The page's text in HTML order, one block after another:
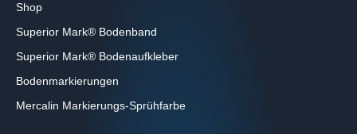
Shop
Superior Mark® Bodenband
Superior Mark® Bodenaufkleber
Bodenmarkierungen
Mercalin Markierungs-Sprühfarbe